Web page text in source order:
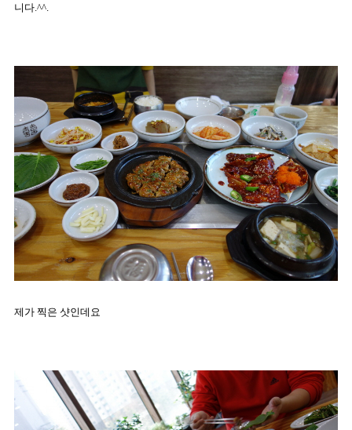
니다.^^.
제가 찍은 샷인데요